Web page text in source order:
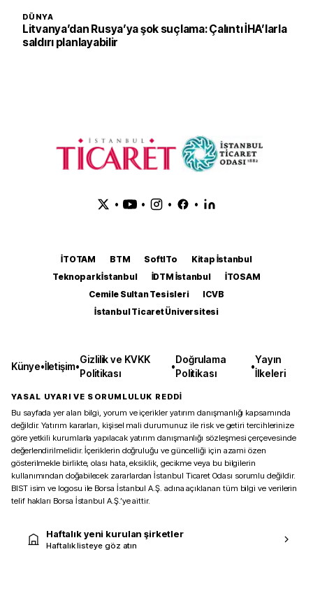
DÜNYA
Litvanya’dan Rusya’ya şok suçlama: Çalıntı İHA’larla
saldırı planlayabilir
• • • •
İTOTAM BTM SoftITo
Kitap İstanbul
Teknopark İstanbul
İDTM İstanbul
İTOSAM
Cemile Sultan Tesisleri
ICVB
İstanbul Ticaret Üniversitesi
Künye•İletişim•
Gizlilik ve KVKK
Politikası
•
Doğrulama
Politikası
•
Yayın
İlkeleri
YASAL UYARI VE SORUMLULUK REDDİ
Bu sayfada yer alan bilgi, yorum ve içerikler yatırım danışmanlığı kapsamında
değildir. Yatırım kararları, kişisel mali durumunuz ile risk ve getiri tercihlerinize
göre yetkili kurumlarla yapılacak yatırım danışmanlığı sözleşmesi çerçevesinde
değerlendirilmelidir. İçeriklerin doğruluğu ve güncelliği için azami özen
gösterilmekle birlikte, olası hata, eksiklik, gecikme veya bu bilgilerin
kullanımından doğabilecek zararlardan İstanbul Ticaret Odası sorumlu değildir.
BIST isim ve logosu ile Borsa İstanbul A.Ş. adına açıklanan tüm bilgi ve verilerin
telif hakları Borsa İstanbul A.Ş.’ye aittir.
Haftalık yeni kurulan şirketler
Haftalık listeye göz atın